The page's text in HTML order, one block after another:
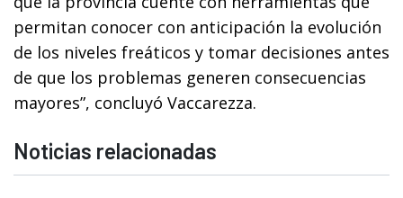
permitan conocer con anticipación la evolución
de los niveles freáticos y tomar decisiones antes
de que los problemas generen consecuencias
mayores”, concluyó Vaccarezza.
Noticias relacionadas